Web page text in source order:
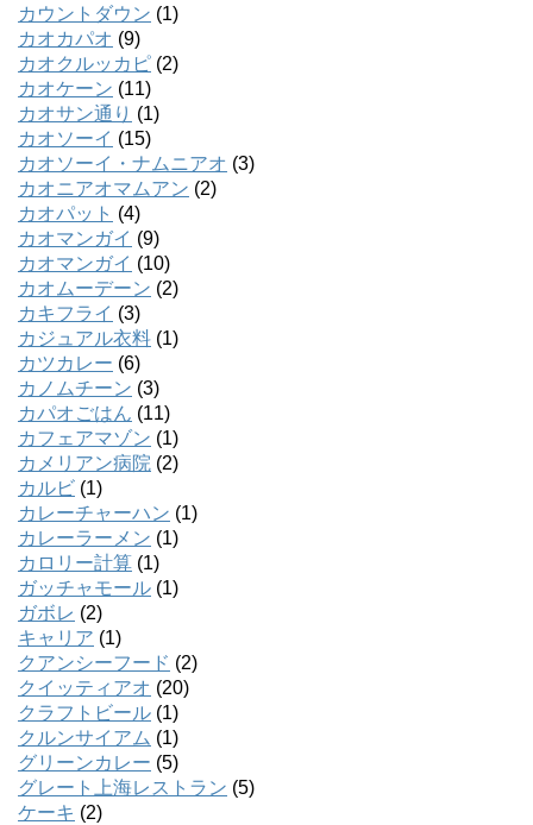
カウントダウン (1)
カオカパオ (9)
カオクルッカピ (2)
カオケーン (11)
カオサン通り (1)
カオソーイ (15)
カオソーイ・ナムニアオ (3)
カオニアオマムアン (2)
カオパット (4)
カオマンガイ (9)
カオマンガイ (10)
カオムーデーン (2)
カキフライ (3)
カジュアル衣料 (1)
カツカレー (6)
カノムチーン (3)
カパオごはん (11)
カフェアマゾン (1)
カメリアン病院 (2)
カルビ (1)
カレーチャーハン (1)
カレーラーメン (1)
カロリー計算 (1)
ガッチャモール (1)
ガボレ (2)
キャリア (1)
クアンシーフード (2)
クイッティアオ (20)
クラフトビール (1)
クルンサイアム (1)
グリーンカレー (5)
グレート上海レストラン (5)
ケーキ (2)